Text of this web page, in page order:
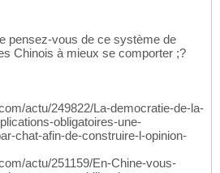
pensez-vous de ce système de
Chinois à mieux se comporter ;?
actu/249822/La-democratie-de-la-
obligatoires-une-
chat-afin-de-construire-l-opinion-
actu/251159/En-Chine-vous-